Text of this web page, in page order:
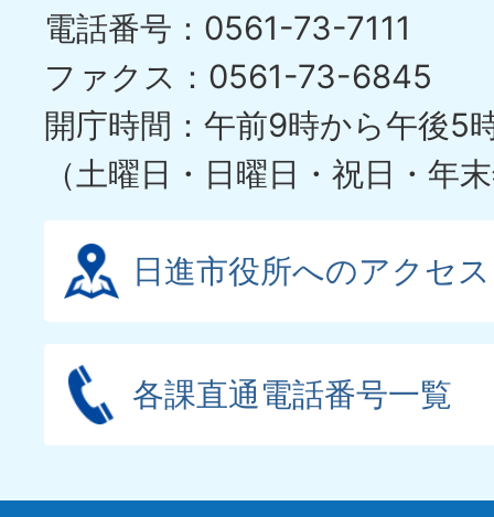
電話番号：0561-73-7111
ファクス：0561-73-6845
開庁時間：午前9時から午後5
（土曜日・日曜日・祝日・年
日進市役所へのアクセス
各課直通電話番号一覧